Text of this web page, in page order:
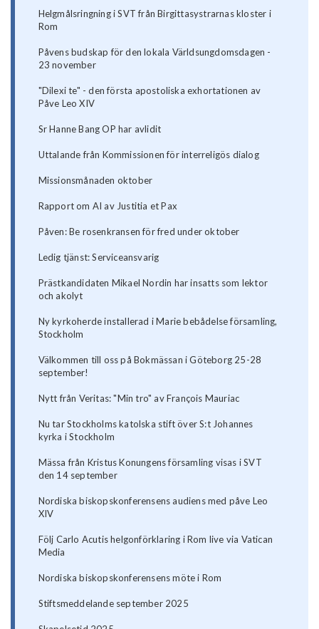
Helgmålsringning i SVT från Birgittasystrarnas kloster i
Rom
Påvens budskap för den lokala Världsungdomsdagen -
23 november
"Dilexi te" - den första apostoliska exhortationen av
Påve Leo XIV
Sr Hanne Bang OP har avlidit
Uttalande från Kommissionen för interreligös dialog
Missionsmånaden oktober
Rapport om AI av Justitia et Pax
Påven: Be rosenkransen för fred under oktober
Ledig tjänst: Serviceansvarig
Prästkandidaten Mikael Nordin har insatts som lektor
och akolyt
Ny kyrkoherde installerad i Marie bebådelse församling,
Stockholm
Välkommen till oss på Bokmässan i Göteborg 25-28
september!
Nytt från Veritas: "Min tro" av François Mauriac
Nu tar Stockholms katolska stift över S:t Johannes
kyrka i Stockholm
Mässa från Kristus Konungens församling visas i SVT
den 14 september
Nordiska biskopskonferensens audiens med påve Leo
XIV
Följ Carlo Acutis helgonförklaring i Rom live via Vatican
Media
Nordiska biskopskonferensens möte i Rom
Stiftsmeddelande september 2025